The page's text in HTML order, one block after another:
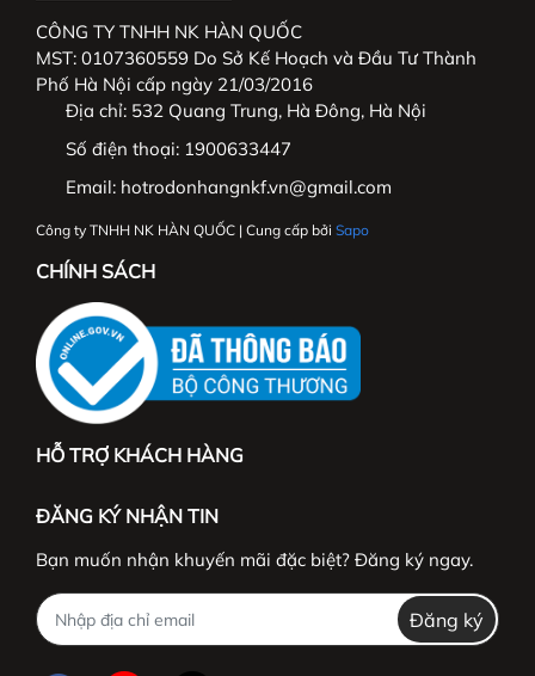
CÔNG TY TNHH NK HÀN QUỐC
MST: 0107360559 Do Sở Kế Hoạch và Đầu Tư Thành
Phố Hà Nội cấp ngày 21/03/2016
Địa chỉ: 532 Quang Trung, Hà Đông, Hà Nội
Số điện thoại: 1900633447
Email: hotrodonhangnkf.vn@gmail.com
Công ty TNHH NK HÀN QUỐC | Cung cấp bởi Sapo
CHÍNH SÁCH
HỖ TRỢ KHÁCH HÀNG
ĐĂNG KÝ NHẬN TIN
Bạn muốn nhận khuyến mãi đặc biệt? Đăng ký ngay.
Đăng ký